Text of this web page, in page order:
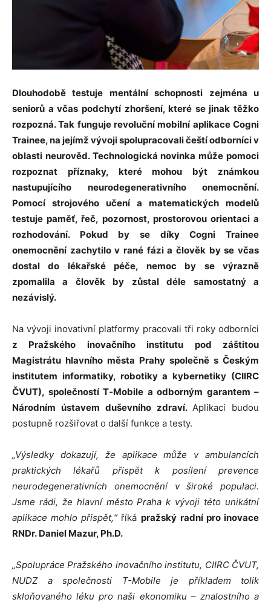
Dlouhodobě testuje mentální schopnosti zejména u
seniorů a včas podchytí zhoršení, které se jinak těžko
rozpozná. Tak funguje revoluční mobilní aplikace Cogni
Trainee, na jejímž vývoji spolupracovali čeští odborníci v
oblasti neurověd. Technologická novinka může pomoci
rozpoznat příznaky, které mohou být známkou
nastupujícího neurodegenerativního onemocnění.
Pomocí strojového učení a matematických modelů
testuje paměť, řeč, pozornost, prostorovou orientaci a
rozhodování. Pokud by se díky Cogni Trainee
onemocnění zachytilo v rané fázi a člověk by se včas
dostal do lékařské péče, nemoc by se výrazně
zpomalila a člověk by zůstal déle samostatný a
nezávislý.
Na vývoji inovativní platformy pracovali tři roky odborníci
z Pražského inovačního institutu pod záštitou
Magistrátu hlavního města Prahy společně s Českým
institutem informatiky, robotiky a kybernetiky (CIIRC
ČVUT), společností T‑Mobile a odborným garantem –
Národním ústavem duševního zdraví. Aplikaci budou
postupně rozšiřovat o další funkce a testy.
„Výsledky dokazují, že aplikace může v ambulancích
praktických lékařů přispět k posílení prevence
neurodegenerativních onemocnění v široké populaci.
Jsme rádi, že hlavní město Praha k vývoji této unikátní
aplikace mohlo přispět,“ říká pražský radní pro inovace
RNDr. Daniel Mazur, Ph.D.
„Spolupráce Pražského inovačního institutu, CIIRC ČVUT,
NUDZ a společnosti T-Mobile je příkladem tolik
skloňovaného léku pro naši ekonomiku –znalostního a